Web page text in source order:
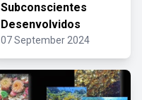
Subconscientes
Desenvolvidos
07 September 2024